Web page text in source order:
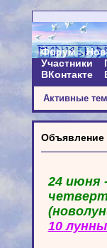
Форум
Участники
ВКонтакте
Активные
Объявление
24 июня
10